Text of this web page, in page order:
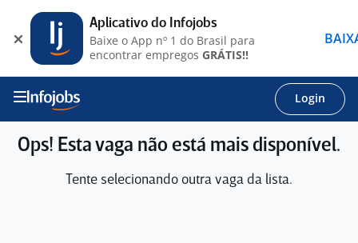
Login
Ops! Esta vaga não está mais disponível.
Tente selecionando outra vaga da lista.
Aplicativo do Infojobs
Baixe o App nº 1 do Brasil para
encontrar empregos GRÁTIS!!